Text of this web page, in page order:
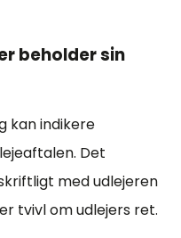
beholder sin
kan indikere
Det
med udlejeren
tvivl om udlejers ret.